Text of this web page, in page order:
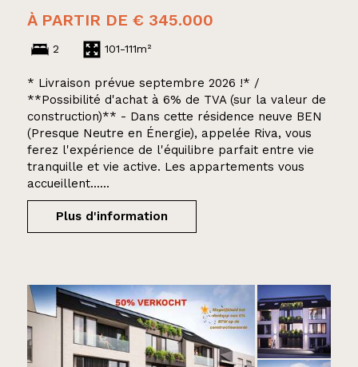
À PARTIR DE € 345.000
2 101-111m²
* Livraison prévue septembre 2026 !* /
**Possibilité d'achat à 6% de TVA (sur la valeur de
construction)** - Dans cette résidence neuve BEN
(Presque Neutre en Énergie), appelée Riva, vous
ferez l'expérience de l'équilibre parfait entre vie
tranquille et vie active. Les appartements vous
accueillent......
Plus d'information